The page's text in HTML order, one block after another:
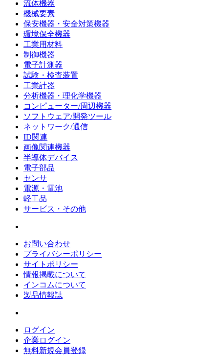
流体機器
機械要素
保安機器・安全対策機器
環境保全機器
工業用材料
制御機器
電子計測器
試験・検査装置
工業計器
分析機器・理化学機器
コンピューター/周辺機器
ソフトウェア/開発ツール
ネットワーク/通信
ID関連
画像関連機器
半導体デバイス
電子部品
センサ
電源・電池
軽工品
サービス・その他
お問い合わせ
プライバシーポリシー
サイトポリシー
情報掲載について
インコムについて
製品情報誌
ログイン
企業ログイン
無料新規会員登録